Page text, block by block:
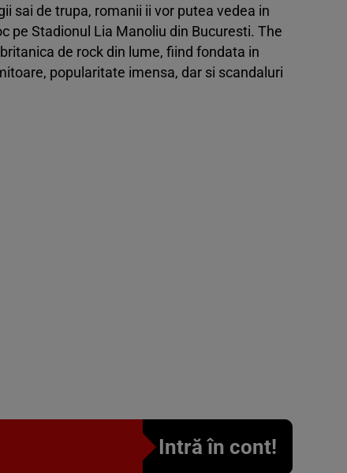
sai de trupa, romanii ii vor putea vedea in
pe Stadionul Lia Manoliu din Bucuresti. The
de rock din lume, fiind fondata in
popularitate imensa, dar si scandaluri
Intră în cont!